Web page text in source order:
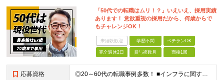
「50代での転職はムリ！？」いえいえ、採用実績
あります！ 意欲重視の採用だから、何歳からで
もチャレンジOK！
未経験歓迎 学歴不問 ベテランOK
完全週休2日 賞与複数月 面接1回
応募資格 ◎20～60代の転職事例多数！ ■インフラに関する何らかのご経験 ■学歴不問/転職回数は一切不問！